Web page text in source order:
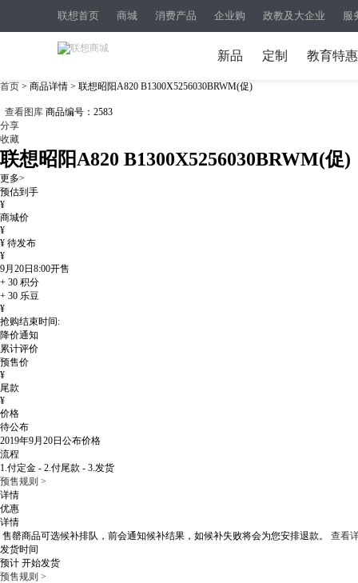
联想首页 商城 消费产品 企业购 政教及大企业 服
新品 定制 教育特惠
首页 > 商品详情 > 联想昭阳A820 B1300X5256030BRWM(促)
查看图库 商品编号： 2583
分享
收藏
联想昭阳A820 B1300X5256030BRWM(促)
更多>
预估到手
¥
商城价
¥
¥ 待发布
¥
9月20日8:00开售
+ 30 积分
+ 30 乐豆
¥
抢购结束时间:
降价通知
累计评价
预售价
¥
尾款
¥
价格
待公布
2019年9月20日 公布价格
流程
1.付定金 - 2.付尾款 - 3.发货
预售规则 >
详情
优惠
详情
售罄商品可选候补排队， 前会通知候补结果，如候补失败将会为您安排退款。
查看
发货时间
预计 开始发货
预售规则 >